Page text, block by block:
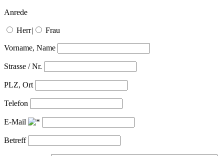
Anrede
Herr| Frau
Vorname, Name
Strasse / Nr.
PLZ, Ort
Telefon
E-Mail
Betreff